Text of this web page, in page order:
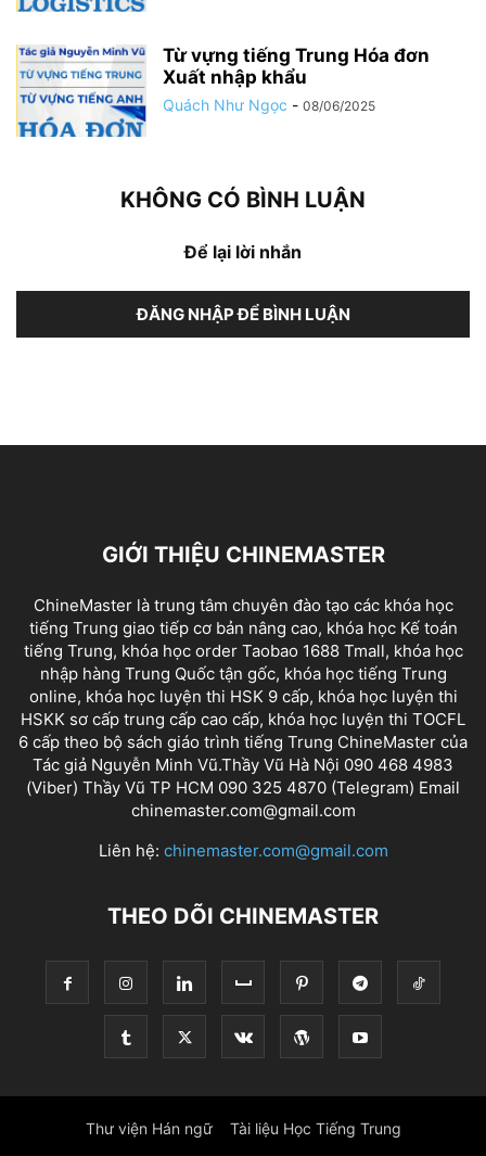
Từ vựng tiếng Trung Hóa đơn
Xuất nhập khẩu
Quách Như Ngọc - 08/06/2025
KHÔNG CÓ BÌNH LUẬN
Để lại lời nhắn
ĐĂNG NHẬP ĐỂ BÌNH LUẬN
GIỚI THIỆU CHINEMASTER
ChineMaster là trung tâm chuyên đào tạo các khóa học
tiếng Trung giao tiếp cơ bản nâng cao, khóa học Kế toán
tiếng Trung, khóa học order Taobao 1688 Tmall, khóa học
nhập hàng Trung Quốc tận gốc, khóa học tiếng Trung
online, khóa học luyện thi HSK 9 cấp, khóa học luyện thi
HSKK sơ cấp trung cấp cao cấp, khóa học luyện thi TOCFL
6 cấp theo bộ sách giáo trình tiếng Trung ChineMaster của
Tác giả Nguyễn Minh Vũ.Thầy Vũ Hà Nội 090 468 4983
(Viber) Thầy Vũ TP HCM 090 325 4870 (Telegram) Email
chinemaster.com@gmail.com
Liên hệ: chinemaster.com@gmail.com
THEO DÕI CHINEMASTER
Thư viện Hán ngữ Tài liệu Học Tiếng Trung